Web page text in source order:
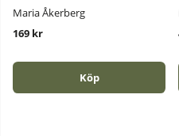
Maria Åkerberg
169 kr
Köp